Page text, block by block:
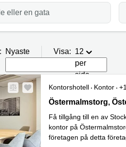
Nyaste Visa: 12
per
sida
Kontorshotell Kontor
+1
Östermalmstorg 1,
Östermalmstorg,
Få tillgång till en av
kontor på
företagen på detta